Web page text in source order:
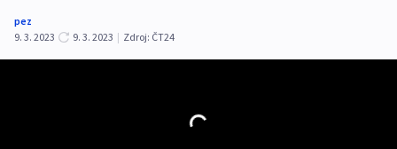
pez
9. 3. 2023
9. 3. 2023 | Zdroj: ČT24